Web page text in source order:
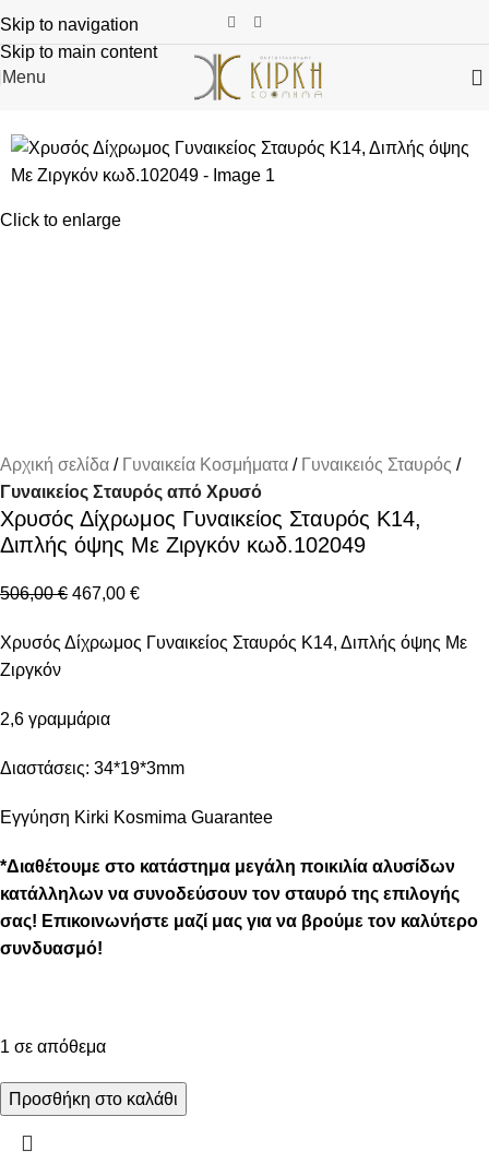
Skip to navigation
Skip to main content
Menu
Click to enlarge
Αρχική σελίδα Γυναικεία Κοσμήματα
Γυναικειός Σταυρός
Γυναικείος Σταυρός από Χρυσό
Χρυσός Δίχρωμος Γυναικείος Σταυρός Κ14,
Διπλής όψης Με Ζιργκόν κωδ.102049
506,00€ 467,00 €
Χρυσός Δίχρωμος Γυναικείος Σταυρός Κ14, Διπλής όψης Με
Ζιργκόν
2,6 γραμμάρια
Διαστάσεις: 34*19*3mm
Εγγύηση Kirki Kosmima Guarantee
*Διαθέτουμε στο κατάστημα μεγάλη ποικιλία αλυσίδων
κατάλληλων να συνοδεύσουν τον σταυρό της επιλογής
σας! Επικοινωνήστε μαζί μας για να βρούμε τον καλύτερο
συνδυασμό!
1 σε απόθεμα
Προσθήκη στο καλάθι